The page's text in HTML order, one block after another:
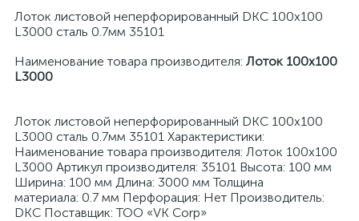
Лоток листовой неперфорированный DKC 100х100
L3000 сталь 0.7мм 35101
Наименование товара производителя: Лоток 100х100
L3000
Лоток листовой неперфорированный DKC 100х100
L3000 сталь 0.7мм 35101 Характеристики:
Наименование товара производителя: Лоток 100х100
L3000 Артикул производителя: 35101 Высота: 100 мм
Ширина: 100 мм Длина: 3000 мм Толщина
материала: 0.7 мм Перфорация: Нет Производитель:
DKC Поставщик: ТОО «VK Corp»